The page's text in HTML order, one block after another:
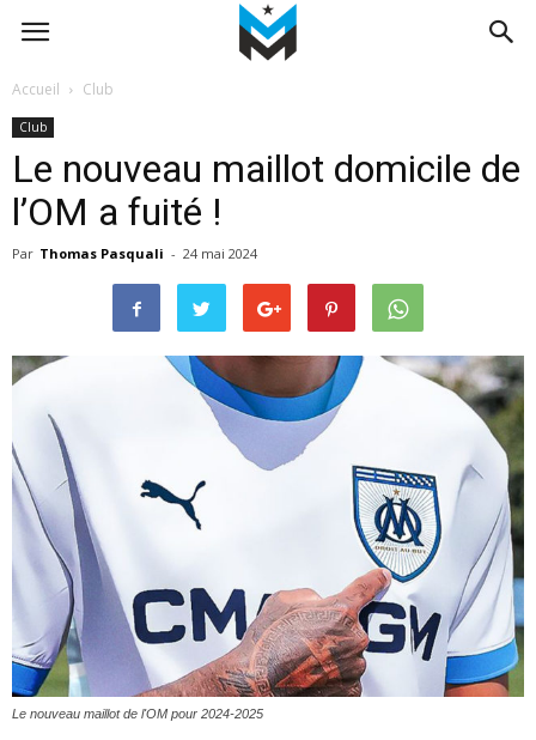
Accueil Club
Club
Le nouveau maillot domicile de
l’OM a fuité !
Par Thomas Pasquali - 24 mai 2024
Le nouveau maillot de l'OM pour 2024-2025